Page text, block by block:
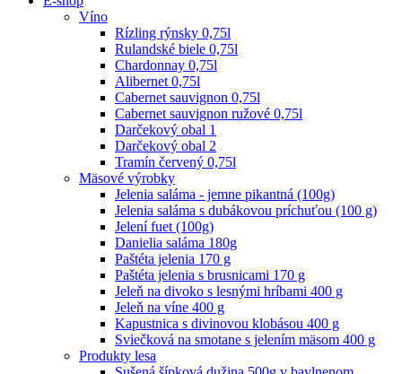
Víno
Rízling rýnsky 0,75l
Rulandské biele 0,75l
Chardonnay 0,75l
Alibernet 0,75l
Cabernet sauvignon 0,75l
Cabernet sauvignon ružové 0,75l
Darčekový obal 1
Darčekový obal 2
Tramín červený 0,75l
Mäsové výrobky
Jelenia saláma - jemne pikantná (100g)
Jelenia saláma s dubákovou príchuťou (100 g)
Jelení fuet (100g)
Danielia saláma 180g
Paštéta jelenia 170 g
Paštéta jelenia s brusnicami 170 g
Jeleň na divoko s lesnými hríbami 400 g
Jeleň na víne 400 g
Kapustnica s divinovou klobásou 400 g
Sviečková na smotane s jelením mäsom 400 g
Produkty lesa